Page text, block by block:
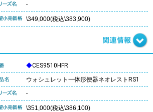
-
\349,000(税込\383,900)
◆CES9510HFR
ウォシュレット一体形便器ネオレストRS1
-
\351,000(税込\386,100)